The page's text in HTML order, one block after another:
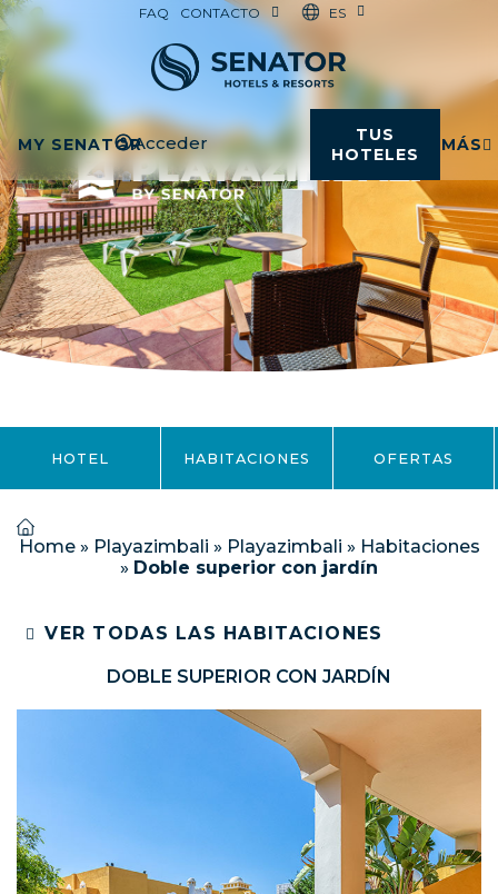
FAQ CONTACTO ES
MY SENATORAcceder
TUS
HOTELES
MÁS
HOTEL HABITACIONES OFERTAS
Home» Playazimbali » Playazimbali » Habitaciones
» Doble superior con jardín
VER TODAS LAS HABITACIONES
DOBLE SUPERIOR CON JARDÍN